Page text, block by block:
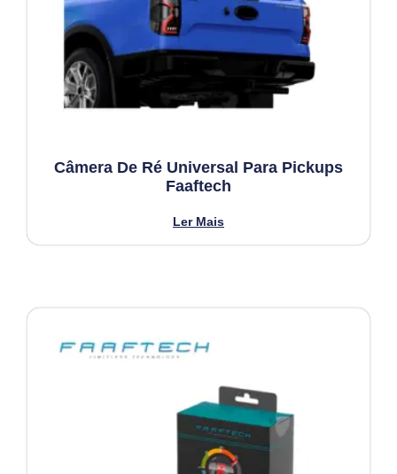
Câmera De Ré Universal Para Pickups
Faaftech
Ler Mais